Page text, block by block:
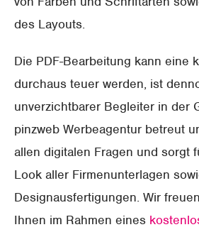
des Layouts.
Die PDF-Bearbeitung kann eine
durchaus teuer werden, ist
unverzichtbarer Begleiter in der
pinzweb Werbeagentur betreut
allen digitalen Fragen und sorgt
Look aller Firmenunterlagen
Designausfertigungen. Wir
Ihnen im Rahmen eines